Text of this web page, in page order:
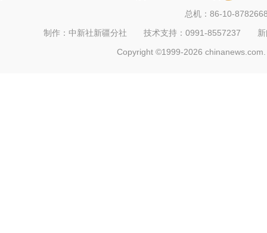
总机：86-10-
制作：中新社新疆分社 技术支持：0991-8557237
Copyright ©1999-2026